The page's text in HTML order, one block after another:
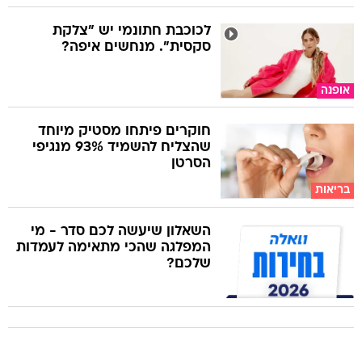
אופנה
לכוכבת חתונמי יש "צלקת
סקסית". מנחשים איפה?
בריאות
חוקרים פיתחו מסטיק מיוחד
שהצליח להשמיד 93% מנגיפי
הסרטן
השאלון שיעשה לכם סדר - מי
המפלגה שהכי מתאימה לעמדות
שלכם?